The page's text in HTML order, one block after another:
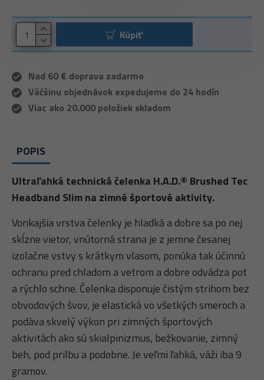
Kúpiť
Nad 60 € doprava zadarmo
Väčšinu objednávok expedujeme do 24 hodín
Viac ako 20.000 položiek skladom
POPIS
Ultraľahká technická čelenka H.A.D.® Brushed Tec
Headband Slim na zimné športové aktivity.
Vonkajšia vrstva čelenky je hladká a dobre sa po nej
skĺzne vietor, vnútorná strana je z jemne česanej
izolačne vstvy s krátkym vlasom, ponúka tak účinnú
ochranu pred chladom a vetrom a dobre odvádza pot
a rýchlo schne. Čelenka disponuje čistým strihom bez
obvodových švov, je elastická vo všetkých smeroch a
podáva skvelý výkon pri zimných športových
aktivitách ako sú skialpinizmus, bežkovanie, zimný
beh, pod prilbu a podobne. Je veľmi ľahká, váži iba 9
gramov.